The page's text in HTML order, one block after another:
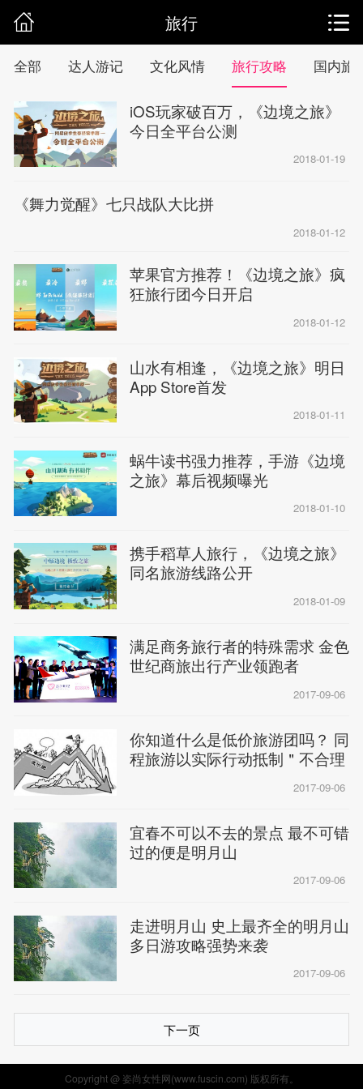
旅行
全部 达人游记 文化风情 旅行攻略 国内旅
iOS玩家破百万，《边境之旅》
今日全平台公测
2018-01-19
《舞力觉醒》七只战队大比拼
2018-01-12
苹果官方推荐！《边境之旅》疯
狂旅行团今日开启
2018-01-12
山水有相逢，《边境之旅》明日
App Store首发
2018-01-11
蜗牛读书强力推荐，手游《边境
之旅》幕后视频曝光
2018-01-10
携手稻草人旅行，《边境之旅》
同名旅游线路公开
2018-01-09
满足商务旅行者的特殊需求 金色
世纪商旅出行产业领跑者
2017-09-06
你知道什么是低价旅游团吗？ 同
程旅游以实际行动抵制＂不合理
2017-09-06
宜春不可以不去的景点 最不可错
过的便是明月山
2017-09-06
走进明月山 史上最齐全的明月山
多日游攻略强势来袭
2017-09-06
下一页
Copyright @ 姿尚女性网(www.fuscin.com) 版权所有。